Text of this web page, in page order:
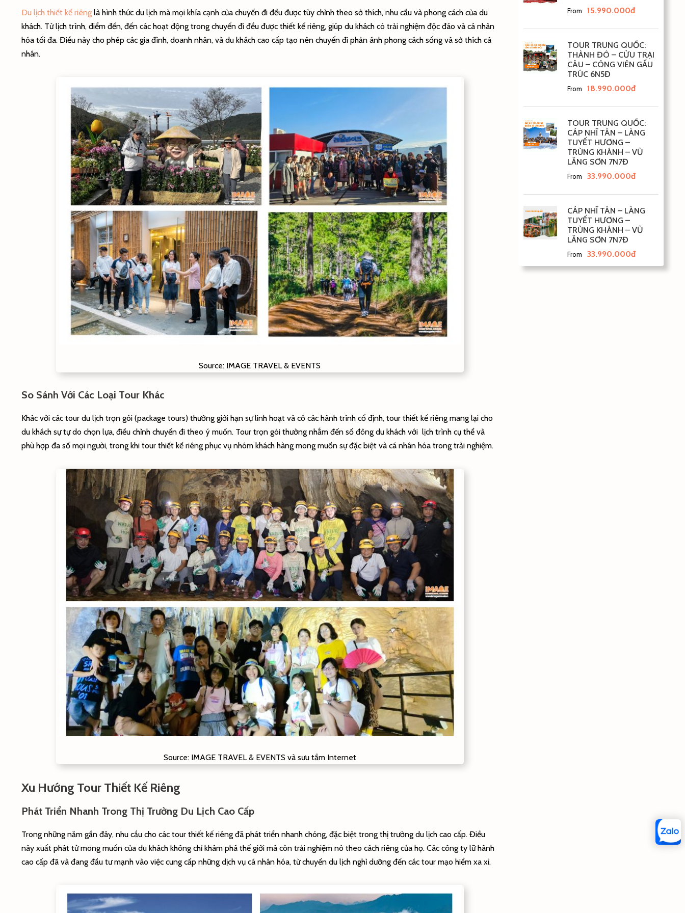
Du lịch thiết kế riêng là hình thức du lịch mà mọi khía cạnh của chuyến đi đều được tùy chỉnh theo sở thích, nhu cầu và phong cách của du
khách. Từ lịch trình, điểm đến, đến các hoạt động trong chuyến đi đều được thiết kế riêng, giúp du khách có trải nghiệm độc đáo và cá nhân
hóa tối đa. Điều này cho phép các gia đình, doanh nhân, và du khách cao cấp tạo nên chuyến đi phản ánh phong cách sống và sở thích cá
nhân.
Source: IMAGE TRAVEL & EVENTS
So Sánh Với Các Loại Tour Khác
Khác với các tour du lịch trọn gói (package tours) thường giới hạn sự linh hoạt và có các hành trình cố định, tour thiết kế riêng mang lại cho
du khách sự tự do chọn lựa, điều chỉnh chuyến đi theo ý muốn. Tour trọn gói thường nhắm đến số đông du khách với lịch trình cụ thể và
phù hợp đa số mọi người, trong khi tour thiết kế riêng phục vụ nhóm khách hàng mong muốn sự đặc biệt và cá nhân hóa trong trải nghiệm.
Source: IMAGE TRAVEL & EVENTS và sưu tầm Internet
Xu Hướng Tour Thiết Kế Riêng
Phát Triển Nhanh Trong Thị Trường Du Lịch Cao Cấp
Trong những năm gần đây, nhu cầu cho các tour thiết kế riêng đã phát triển nhanh chóng, đặc biệt trong thị trường du lịch cao cấp. Điều
này xuất phát từ mong muốn của du khách không chỉ khám phá thế giới mà còn trải nghiệm nó theo cách riêng của họ. Các công ty lữ hành
cao cấp đã và đang đầu tư mạnh vào việc cung cấp những dịch vụ cá nhân hóa, từ chuyến du lịch nghỉ dưỡng đến các tour mạo hiểm xa xỉ.
From 15.990.000đ
TOUR TRUNG QUỐC:
THÀNH ĐÔ – CỬU TRẠI
CÂU – CÔNG VIÊN GẤU
TRÚC 6N5Đ
From 18.990.000đ
TOUR TRUNG QUỐC:
CÁP NHĨ TÂN – LÀNG
TUYẾT HƯƠNG –
TRÙNG KHÁNH – VŨ
LĂNG SƠN 7N7Đ
From 33.990.000đ
CÁP NHĨ TÂN – LÀNG
TUYẾT HƯƠNG –
TRÙNG KHÁNH – VŨ
LĂNG SƠN 7N7Đ
From 33.990.000đ